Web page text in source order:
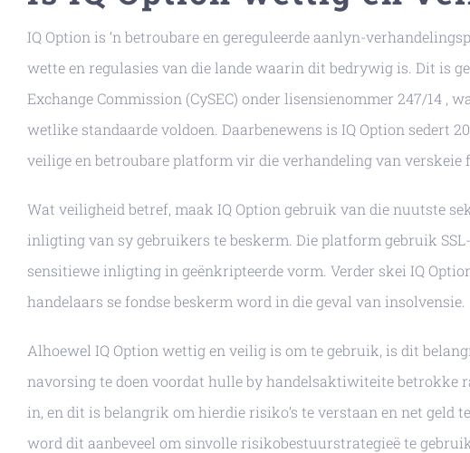
IQ Option is ‘n betroubare en gereguleerde aanlyn-
wette en regulasies van die lande waarin dit bedrywig is. Dit is
Exchange Commission (CySEC) onder lisensienommer 247/14 ,
wetlike standaarde voldoen. Daarbenewens is IQ Option sedert
veilige en betroubare platform vir die verhandeling van verskeie
Wat veiligheid betref, maak IQ Option gebruik van die nuutste
inligting van sy gebruikers te beskerm. Die platform gebruik
sensitiewe inligting in geënkripteerde vorm. Verder skei IQ
handelaars se fondse beskerm word in die geval van insolvensie.
Alhoewel IQ Option wettig en veilig is om te gebruik, is dit
navorsing te doen voordat hulle by handelsaktiwiteite betrokke
in, en dit is belangrik om hierdie risiko’s te verstaan ​​en net geld
word dit aanbeveel om sinvolle risikobestuurstrategieë te